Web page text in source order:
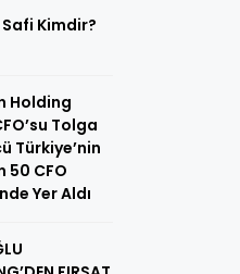
Kimdir?
Holding
Tolga
Türkiye’nin
50 CFO
Yer Aldı